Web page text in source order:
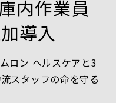
内作業員
導入
ロン ヘルスケアと3
スタッフの命を守る